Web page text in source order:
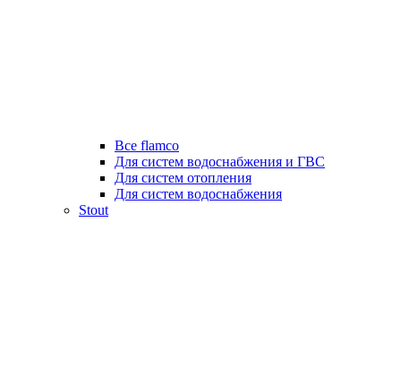
Все flamco
Для систем водоснабжения и ГВС
Для систем отопления
Для систем водоснабжения
Stout